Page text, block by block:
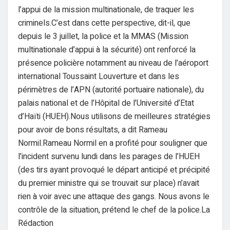
l’appui de la mission multinationale, de traquer les
criminels.C’est dans cette perspective, dit-il, que
depuis le 3 juillet, la police et la MMAS (Mission
multinationale d’appui à la sécurité) ont renforcé la
présence policière notamment au niveau de l’aéroport
international Toussaint Louverture et dans les
périmètres de l’APN (autorité portuaire nationale), du
palais national et de l’Hôpital de l’Université d’Etat
d’Haïti (HUEH).Nous utilisons de meilleures stratégies
pour avoir de bons résultats, a dit Rameau
Normil.Rameau Normil en a profité pour souligner que
l’incident survenu lundi dans les parages de l’HUEH
(des tirs ayant provoqué le départ anticipé et précipité
du premier ministre qui se trouvait sur place) n’avait
rien à voir avec une attaque des gangs. Nous avons le
contrôle de la situation, prétend le chef de la police.La
Rédaction